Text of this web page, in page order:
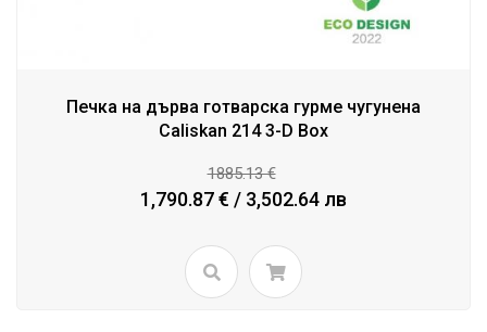
Печка на дърва готварска гурме чугунена
Caliskan 214 3-D Box
1885.13 €
1,790.87 € / 3,502.64 лв